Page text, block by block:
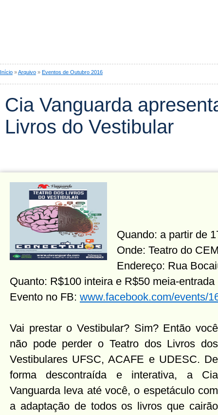
Início »Arquivo » Eventos de Outubro 2016
Cia Vanguarda
Livros do Vestibular
Quando: a partir de
Onde: Teatro do
Endereço: Rua
Quanto: R$100 inteira e R$50 meia-entrada
Evento no FB: www.facebook.com/events/
Vai prestar o Vestibular? Sim? Então você
não pode perder o Teatro dos Livros dos
Vestibulares UFSC, ACAFE e UDESC. De
forma descontraída e interativa, a Cia
Vanguarda leva até você, o espetáculo com
a adaptação de todos os livros que cairão